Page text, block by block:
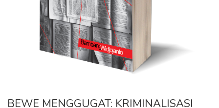
BEWE MENGGUGAT: KRIMINALISASI